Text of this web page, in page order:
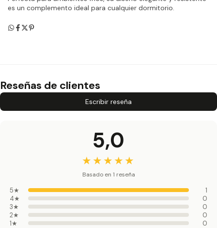
es un complemento ideal para cualquier dormitorio.
Reseñas de clientes
Escribir reseña
5,0
★★★★★
Basado en 1 reseña
5★
1
4★
0
3★
0
2★
0
1★
0